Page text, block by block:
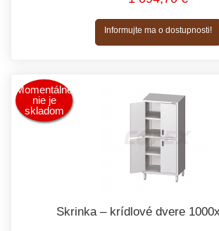
Informujte ma o dostupnosti!
Momentálne
nie je
skladom
Skrinka – krídlové dvere